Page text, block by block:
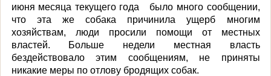
июня месяца текущего года
было много сообщении,
что эта же собака причинила ущерб многим
хозяйствам, люди просили помощи от местных
властей. Больше недели местная власть
бездействовало этим сообщениям, не приняты
никакие меры по отлову бродящих собак.